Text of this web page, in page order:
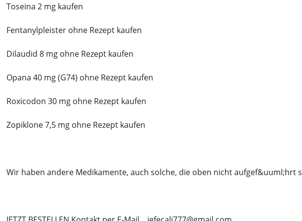
Toseina 2 mg kaufen
Fentanylpleister ohne Rezept kaufen
Dilaudid 8 mg ohne Rezept kaufen
Opana 40 mg (G74) ohne Rezept kaufen
Roxicodon 30 mg ohne Rezept kaufen
Zopiklone 7,5 mg ohne Rezept kaufen
Wir haben andere Medikamente, auch solche, die oben nicht aufgef&uuml;hrt